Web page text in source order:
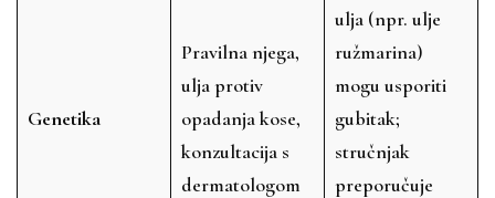
Genetika
Pravilna njega,
ulja protiv
opadanja kose,
konzultacija s
dermatologom
ulja (npr. ulje
ružmarina)
mogu usporiti
gubitak;
stručnjak
preporučuje